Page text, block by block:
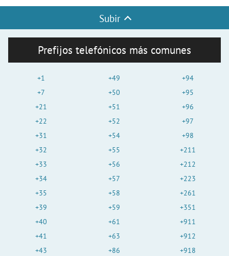
Subir
Prefijos telefónicos más comunes
+1
+7
+21
+22
+31
+32
+33
+34
+35
+39
+40
+41
+43
+49
+50
+51
+52
+54
+55
+56
+57
+58
+59
+61
+63
+86
+94
+95
+96
+97
+98
+211
+212
+223
+261
+351
+911
+912
+918